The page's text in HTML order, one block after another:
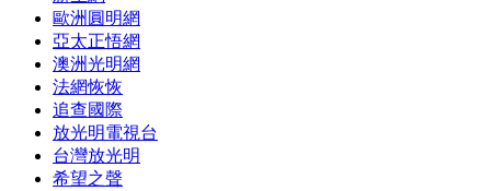
歐洲圓明網
亞太正悟網
澳洲光明網
法網恢恢
追查國際
放光明電視台
台灣放光明
希望之聲